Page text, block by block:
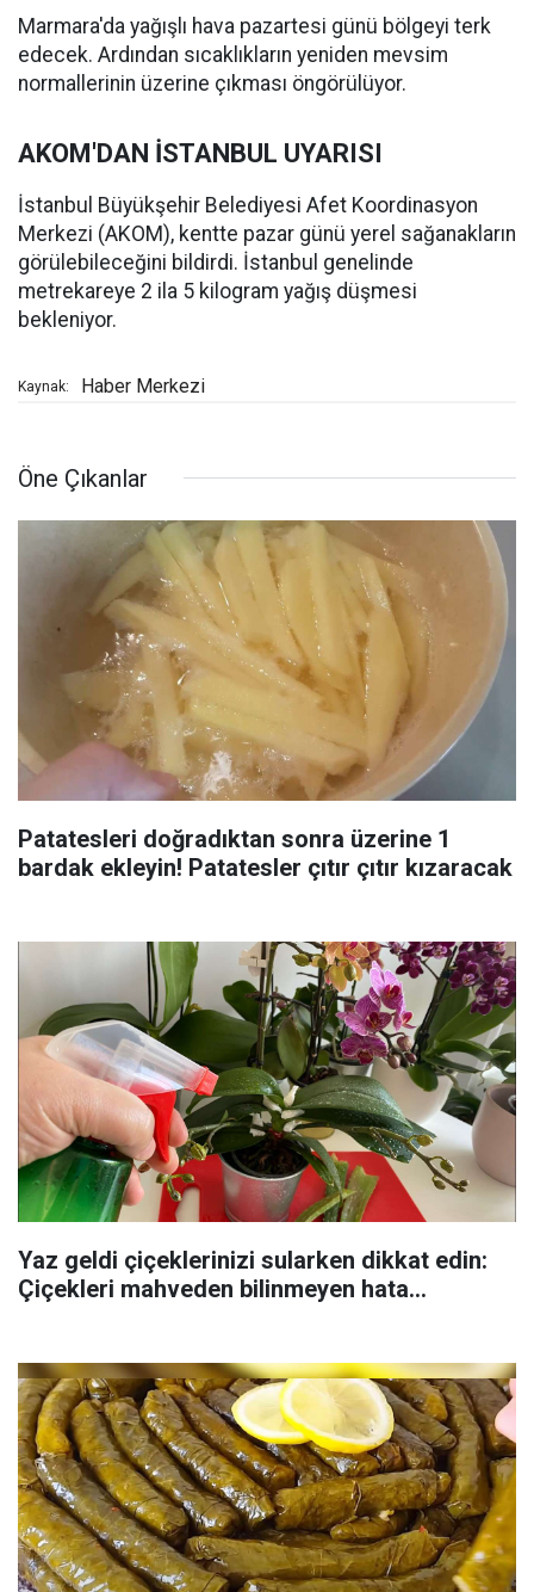
Marmara'da yağışlı hava pazartesi günü bölgeyi terk
edecek. Ardından sıcaklıkların yeniden mevsim
normallerinin üzerine çıkması öngörülüyor.
AKOM'DAN İSTANBUL UYARISI
İstanbul Büyükşehir Belediyesi Afet Koordinasyon
Merkezi (AKOM), kentte pazar günü yerel sağanakların
görülebileceğini bildirdi. İstanbul genelinde
metrekareye 2 ila 5 kilogram yağış düşmesi
bekleniyor.
Kaynak: Haber Merkezi
Öne Çıkanlar
Patatesleri doğradıktan sonra üzerine 1
bardak ekleyin! Patatesler çıtır çıtır kızaracak
Yaz geldi çiçeklerinizi sularken dikkat edin:
Çiçekleri mahveden bilinmeyen hata...